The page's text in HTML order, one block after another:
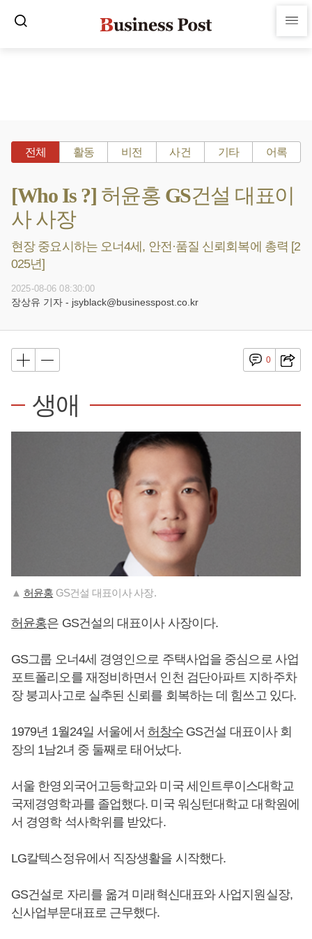
전체 활동 비전 사건 기타 어록
[Who Is ?] 허윤홍 GS건설 대표이
사 사장
현장 중요시하는 오너4세, 안전·품질 신뢰회복에 총력 [2
025년]
2025-08-06 08:30:00
장상유 기자 - jsyblack@businesspost.co.kr
0
생애
▲ 허윤홍 GS건설 대표이사 사장.
허윤홍은 GS건설의 대표이사 사장이다.
GS그룹 오너4세 경영인으로 주택사업을 중심으로 사업
포트폴리오를 재정비하면서 인천 검단아파트 지하주차
장 붕괴사고로 실추된 신뢰를 회복하는 데 힘쓰고 있다.
1979년 1월24일 서울에서 허창수 GS건설 대표이사 회
장의 1남2녀 중 둘째로 태어났다.
서울 한영외국어고등학교와 미국 세인트루이스대학교
국제경영학과를 졸업했다. 미국 워싱턴대학교 대학원에
서 경영학 석사학위를 받았다.
LG칼텍스정유에서 직장생활을 시작했다.
GS건설로 자리를 옮겨 미래혁신대표와 사업지원실장,
신사업부문대표로 근무했다.